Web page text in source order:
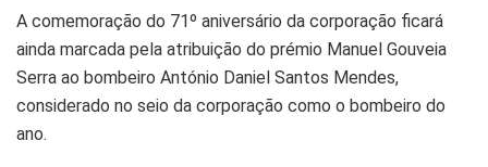
A comemoração do 71º aniversário da corporação ficará
ainda marcada pela atribuição do prémio Manuel Gouveia
Serra ao bombeiro António Daniel Santos Mendes,
considerado no seio da corporação como o bombeiro do
ano.